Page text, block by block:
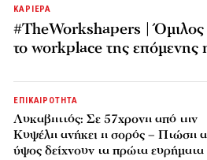
ΚΑΡΙΕΡΑ
#TheWorkshapers | Όμιλος
το workplace της επόμενης
ΕΠΙΚΑΙΡΟΤΗΤΑ
Λυκαβηττός: Σε 57χρονη από την
Κυψέλη ανήκει η σορός – Πτώση
ύψος δείχνουν τα πρώτα ευρήματα